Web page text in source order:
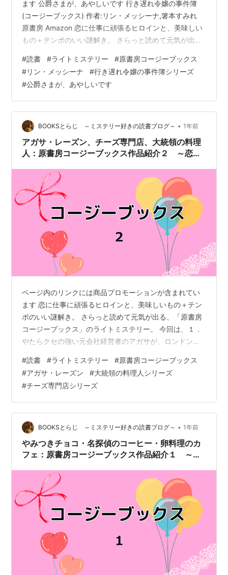
ます 公爵さまが、あやしいです 行き遅れ令嬢の事件簿
(コージーブックス) 作者:リン・メッシーナ,箸本すみれ
原書房 Amazon 恋に仕事に頑張るヒロインと、美味しい
もの＋テンポのいい謎解き。 さらっと読めて元気が出
今回ご紹介するのは、19世紀はじめのイギリスを舞台と
した、累計30万部突破の大人気シリーズの第１作。 くす
っと笑わせにくるウィットに富んだ会話と、豪華な貴族
の屋敷でのハラハラどきどき、そしてロマンティックな
身分違いの恋（の予感）をお楽しみください。 思わず手
に取りたくなる、かわ…
#読書 #ライトミステリー #原書房コージーブックス
#リン・メッシーナ #行き遅れ令嬢の事件簿シリーズ
#公爵さまが、あやしいです
BOOKSとらじ ～ミステリー好きの読書ブログ～ • 1年前
アガサ・レーズン、チーズ専門店、大統領の料理
人：原書房コージーブックス作品紹介２ ～恋と
ページ内のリンクには商品プロモーションが含まれてい
ます 恋に仕事に頑張るヒロインと、美味しいもの＋テン
ポのいい謎解き。 さらっと読めて元気が出る、「原書房
コージーブックス」のライトミステリー。 今回は、１．
やたらクセの強い元会社経営者のアガサが、ロンドンを
込まれる、「英国ちいさな村の謎」シリーズ２．祖父母
から引き継いだお店をチーズとワインの専門店にしたリ
ニューアルパーティーで、嫌われ者の地主の殺人事件が
起きてしまう、オハイオ在住30代フランス系アメリカ人
女性が主人公の「チーズ専門店」シリーズ３．ホワイト
ハウス厨房のNo.２シェフを務める小柄で若…
#読書 #ライトミステリー #原書房コージーブックス
#アガサ・レーズン #大統領の料理人シリーズ
#チーズ専門店シリーズ
BOOKSとらじ ～ミステリー好きの読書ブログ～ • 1年前
やみつきチョコ・名探偵のコーヒー・卵料理のカ
フェ：原書房コージーブックス作品紹介１ ～恋